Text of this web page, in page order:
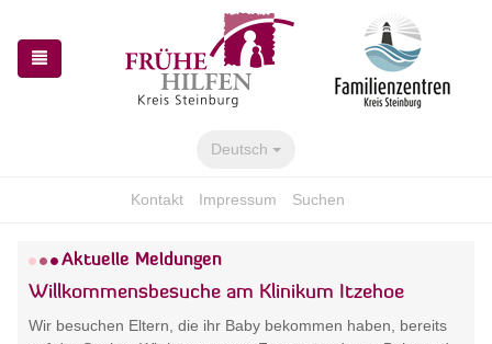
springen
springen
Deutsch
Kontakt Impressum Suchen
Aktuelle Meldungen
Willkommensbesuche am Klinikum Itzehoe
Wir besuchen Eltern, die ihr Baby bekommen haben, bereits